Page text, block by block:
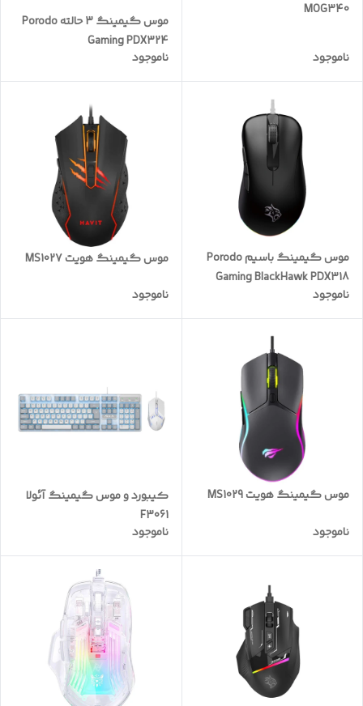
MOG340
ناموجود
موس گیمینگ 3 حالته Porodo
Gaming PDX324
ناموجود
موس گیمینگ باسیم Porodo
Gaming BlackHawk PDX318
ناموجود
موس گیمینگ هویت MS1027
ناموجود
موس گیمینگ هویت MS1029
ناموجود
کیبورد و موس گیمینگ آئولا
F3061
ناموجود